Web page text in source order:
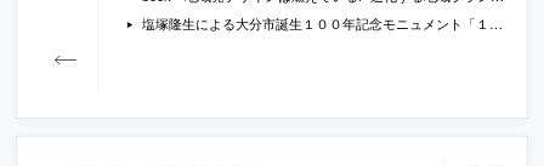
塩塚隆生による大分市誕生１００年記念モニュメント「１００ years tree」の画像